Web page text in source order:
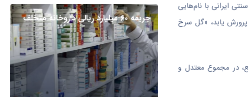
طب سنتی ایرانی با نام‌هایی
یابد، «گل سرخ
در مجموع معتدل و
جریمه ۶۰ میلیارد ریالی داروخانه متخلف